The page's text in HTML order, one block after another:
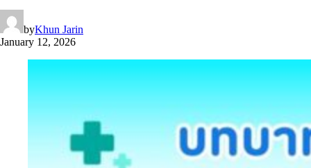
byKhun Jarin
January 12, 2026